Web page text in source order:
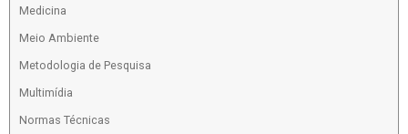
Medicina
Meio Ambiente
Metodologia de Pesquisa
Multimídia
Normas Técnicas